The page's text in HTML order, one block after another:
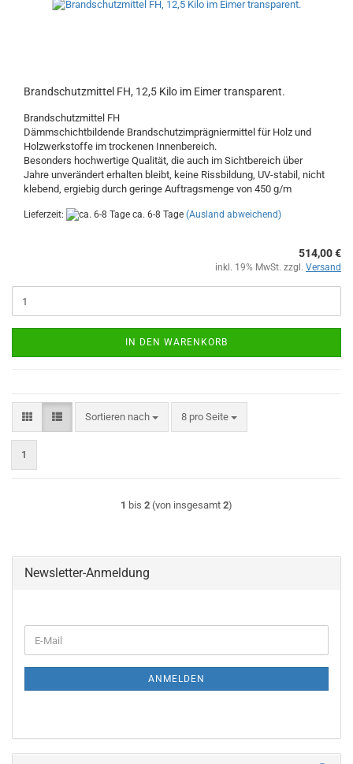
Brandschutzmittel FH, 12,5 Kilo im Eimer transparent.
Brandschutzmittel FH
Dämmschichtbildende Brandschutzimprägniermittel für Holz und
Holzwerkstoffe im trockenen Innenbereich.
Besonders hochwertige Qualität, die auch im Sichtbereich über
Jahre unverändert erhalten bleibt, keine Rissbildung, UV-stabil, nicht
klebend, ergiebig durch geringe Auftragsmenge von 450 g/m
Lieferzeit: ca. 6-8 Tage (Ausland abweichend)
514,00 €
inkl. 19% MwSt. zzgl. Versand
IN DEN WARENKORB
Sortieren nach
Sortieren nach 8 pro Seite
pro Seite
1
1 bis 2 (von insgesamt 2)
Newsletter-Anmeldung
ZUR
E-
Mail
ANMELDEN